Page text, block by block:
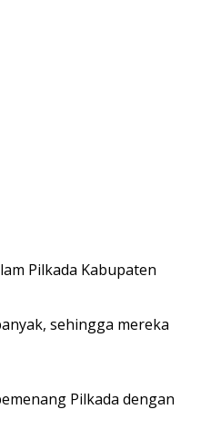
Pilkada Kabupaten
sehingga mereka
Pilkada dengan